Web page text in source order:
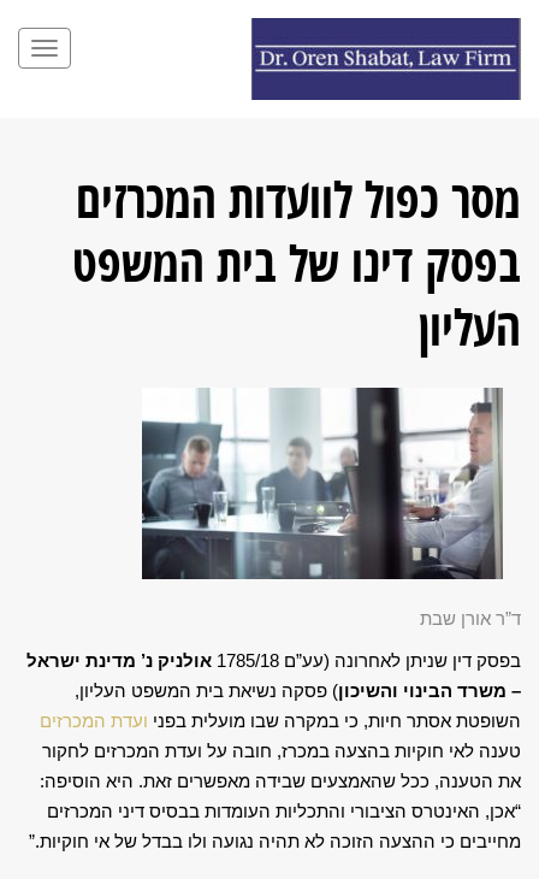
מסר כפול לוועדות המכרזים
בפסק דינו של בית המשפט
העליון
ד”ר אורן שבת
בפסק דין שניתן לאחרונה (עע”ם 1785/18
אולניק נ’ מדינת ישראל
– משרד הבינוי והשיכון) פסקה נשיאת בית המשפט העליון,
השופטת אסתר חיות, כי במקרה שבו מועלית בפני ועדת המכרזים
טענה לאי חוקיות בהצעה במכרז, חובה על ועדת המכרזים לחקור
את הטענה, ככל שהאמצעים שבידה מאפשרים זאת. היא הוסיפה:
“אכן, האינטרס הציבורי והתכליות העומדות בבסיס דיני המכרזים
מחייבים כי ההצעה הזוכה לא תהיה נגועה ולו בבדל של אי חוקיות.”